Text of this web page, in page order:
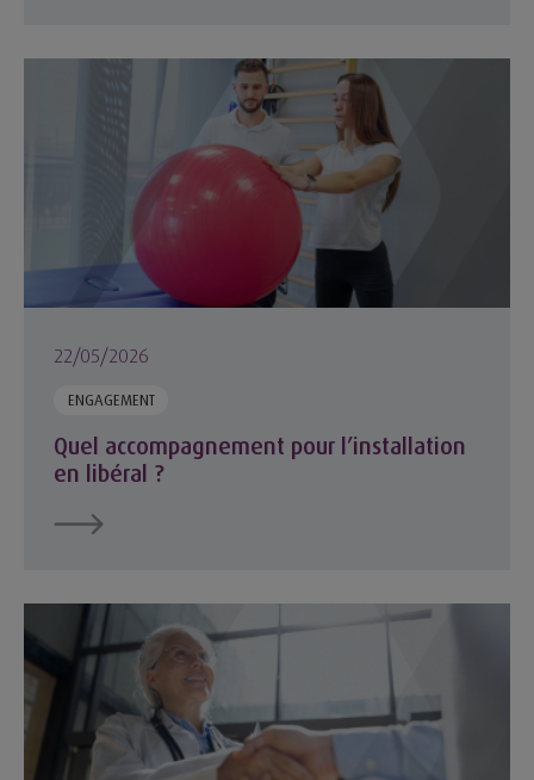
Quel accompagnement pour l’installation en libéral ?
22/05/2026
ENGAGEMENT
Quel accompagnement pour l’installation
en libéral ?
Les professionnels de santé, piliers de la gouvernance de la